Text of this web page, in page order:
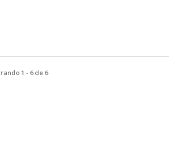
1 - 6 de 6